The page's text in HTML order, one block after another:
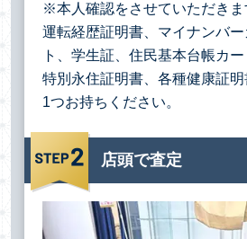
※本人確認をさせていただきま
運転経歴証明書、マイナンバ
ト、学生証、住民基本台帳カー
特別永住証明書、各種健康証
1つお持ちください。
店頭で査定